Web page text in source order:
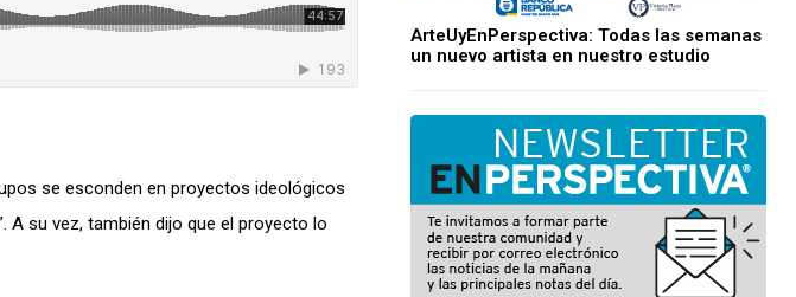
se esconden en proyectos ideológicos
A su vez, también dijo que el proyecto lo
ArteUyEnPerspectiva: Todas las semanas
un nuevo artista en nuestro estudio